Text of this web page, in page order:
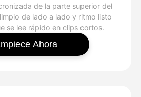
de la parte superior del
de lado a lado y ritmo listo
se lee rápido en clips cortos.
Ahora